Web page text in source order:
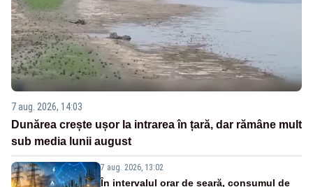
7 aug. 2026, 14:03
Dunărea crește ușor la intrarea în țară, dar rămâne mult
sub media lunii august
7 aug. 2026, 13:02
În intervalul orar de seară, consumul de